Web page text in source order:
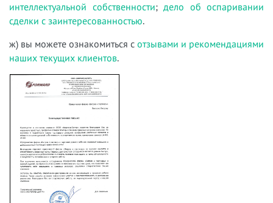
интеллектуальной собственности; дело об оспаривании
сделки с заинтересованностью.
ж) вы можете ознакомиться с отзывами и рекомендациями
наших текущих клиентов.